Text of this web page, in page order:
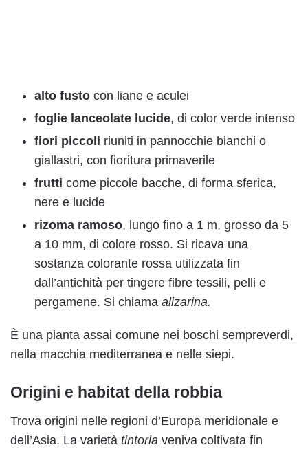
alto fusto con liane e aculei
foglie lanceolate lucide, di color verde intenso
fiori piccoli riuniti in pannocchie bianchi o
giallastri, con fioritura primaverile
frutti come piccole bacche, di forma sferica,
nere e lucide
rizoma ramoso, lungo fino a 1 m, grosso da 5
a 10 mm, di colore rosso. Si ricava una
sostanza colorante rossa utilizzata fin
dall’antichità per tingere fibre tessili, pelli e
pergamene. Si chiama alizarina.
È una pianta assai comune nei boschi sempreverdi,
nella macchia mediterranea e nelle siepi.
Origini e habitat della robbia
Trova origini nelle regioni d’Europa meridionale e
dell’Asia. La varietà tintoria veniva coltivata fin